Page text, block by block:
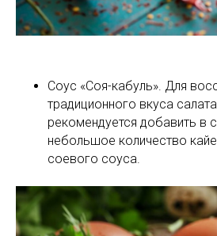
Соус «Соя-кабуль». Для
традиционного вкуса
рекомендуется добавить в
небольшое количество
соевого соуса.